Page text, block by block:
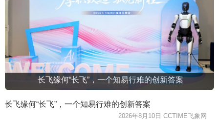
长飞缘何“长飞”，一个知易行难的创新答案
长飞缘何“长飞”，一个知易行难的创新答案
2026年8月10日 CCTIME飞象网